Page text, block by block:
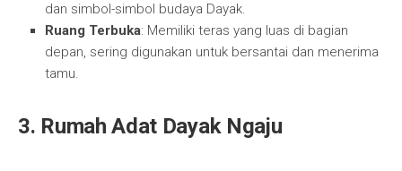
dan simbol-simbol budaya Dayak.
Ruang Terbuka: Memiliki teras yang luas di bagian
depan, sering digunakan untuk bersantai dan menerima
tamu.
3. Rumah Adat Dayak Ngaju